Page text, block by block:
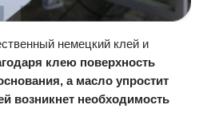
немецкий клей и
клею поверхность
а масло упростит
возникнет необходимость